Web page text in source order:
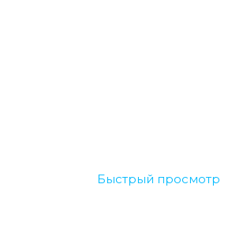
Быстрый просмотр